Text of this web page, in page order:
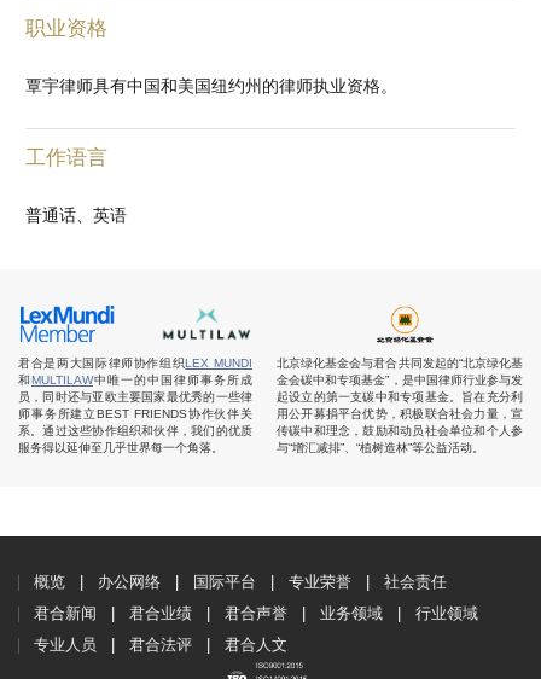
职业资格
覃宇律师具有中国和美国纽约州的律师执业资格。
工作语言
普通话、英语
君合是两大国际律师协作组织LEX MUNDI
和MULTILAW中唯一的中国律师事务所成
员，同时还与亚欧主要国家最优秀的一些律
师事务所建立BEST FRIENDS协作伙伴关
系。通过这些协作组织和伙伴，我们的优质
服务得以延伸至几乎世界每一个角落。
北京绿化基金会与君合共同发起的“北京绿化基
金会碳中和专项基金”，是中国律师行业参与发
起设立的第一支碳中和专项基金。旨在充分利
用公开募捐平台优势，积极联合社会力量，宣
传碳中和理念，鼓励和动员社会单位和个人参
与“增汇减排”、“植树造林”等公益活动。
概览 办公网络 国际平台 专业荣誉
社会责任
君合新闻
君合业绩 君合声誉 业务领域
行业领域
专业人员
君合法评 君合人文